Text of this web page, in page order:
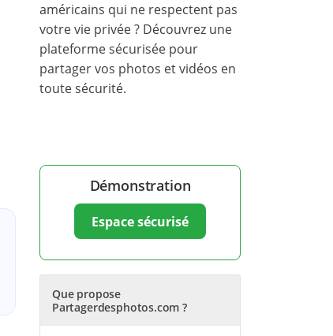
américains qui ne respectent pas
votre vie privée ? Découvrez une
plateforme sécurisée pour
partager vos photos et vidéos en
toute sécurité.
Démonstration
Espace sécurisé
Que propose
Partagerdesphotos.com ?